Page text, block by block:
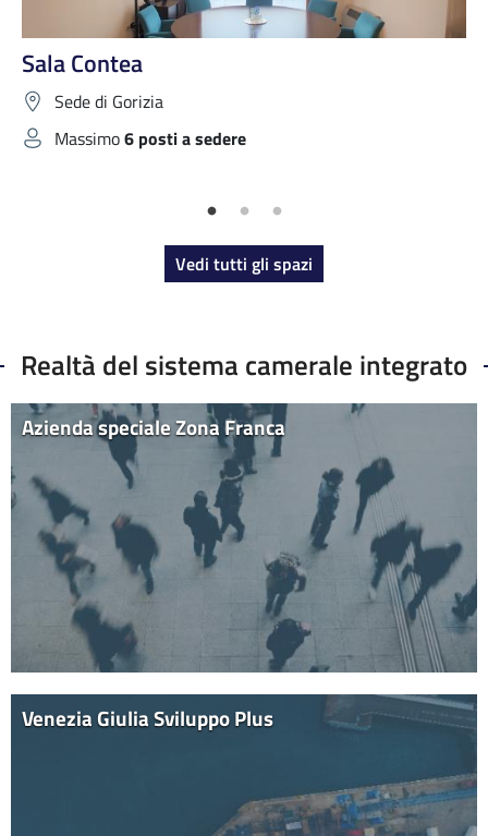
Sala Contea
Sede di Gorizia
Massimo6 posti a sedere
Vedi tutti gli spazi
Realtà del sistema camerale integrato
Azienda speciale Zona Franca
Venezia Giulia Sviluppo Plus